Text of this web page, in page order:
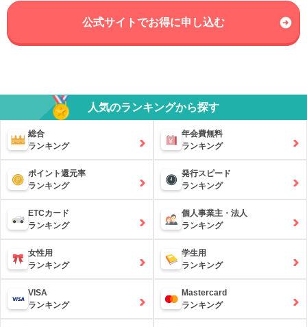
公式サイトでお得に申し込む
人気のランキングから探す
総合
ランキング
年会費無料
ランキング
ポイント還元率
ランキング
発行スピード
ランキング
ETCカード
ランキング
個人事業主・法人
ランキング
女性用
ランキング
学生用
ランキング
VISA
ランキング
Mastercard
ランキング